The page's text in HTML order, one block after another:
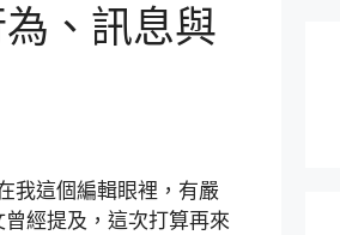
、訊息與
我這個編輯眼裡，有嚴
曾經提及，這次打算再來